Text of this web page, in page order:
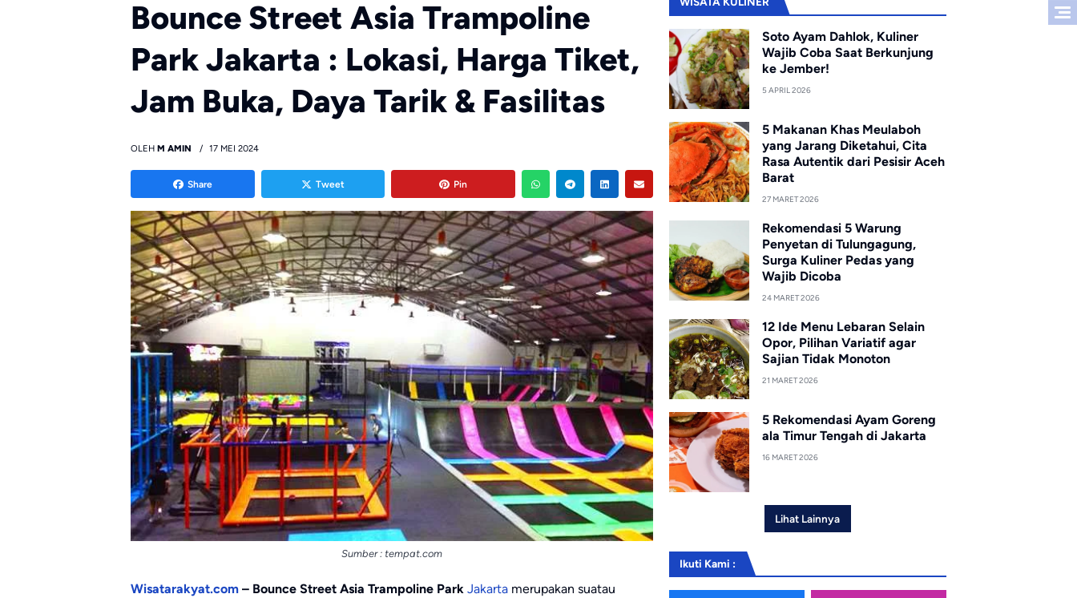
Bounce Street Asia Trampoline
Park Jakarta : Lokasi, Harga Tiket,
Jam Buka, Daya Tarik & Fasilitas
OLEH M AMIN 17 MEI 2024
Share Tweet Pin
Sumber : tempat.com
Wisatarakyat.com – Bounce Street Asia Trampoline Park Jakarta merupakan suatau
Soto Ayam Dahlok, Kuliner
Wajib Coba Saat Berkunjung
ke Jember!
5 APRIL 2026
5 Makanan Khas Meulaboh
yang Jarang Diketahui, Cita
Rasa Autentik dari Pesisir Aceh
Barat
27 MARET 2026
Rekomendasi 5 Warung
Penyetan di Tulungagung,
Surga Kuliner Pedas yang
Wajib Dicoba
24 MARET 2026
12 Ide Menu Lebaran Selain
Opor, Pilihan Variatif agar
Sajian Tidak Monoton
21 MARET 2026
5 Rekomendasi Ayam Goreng
ala Timur Tengah di Jakarta
16 MARET 2026
Lihat Lainnya
Ikuti Kami :